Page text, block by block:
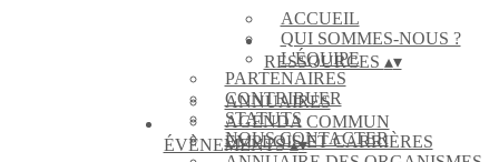
ACCUEIL
QUI SOMMES-NOUS ?
L'ÉQUIPE
PARTENAIRES
CONTRIBUER
STATUTS
NOUS CONTACTER
RESSOURCES ▴▾
ANNUAIRES
AGENDA COMMUN
EMPLOIS ET CARRIÈRES
ÉVÈNEMENTS▴▾